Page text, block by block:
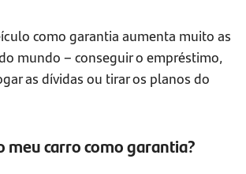
como garantia aumenta muito as
mundo – conseguir o empréstimo,
as dívidas ou tirar os planos do
meu carro como garantia?